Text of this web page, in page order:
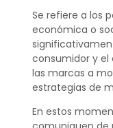
Se refiere a los
económica o
consumidor y el
las marcas a
estrategias de
En estos